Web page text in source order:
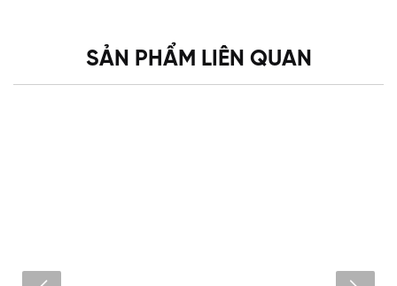
SẢN PHẨM LIÊN QUAN